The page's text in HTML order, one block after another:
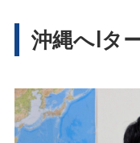
沖縄へIタ